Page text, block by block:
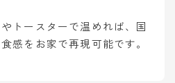
トースターで温めれば、国
感をお家で再現可能です。